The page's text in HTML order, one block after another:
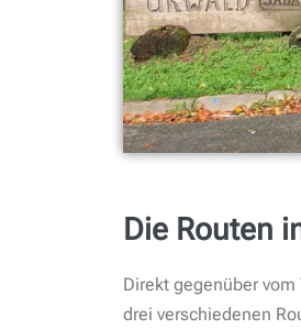
Die Routen
Direkt gegenüber
drei verschiedenen